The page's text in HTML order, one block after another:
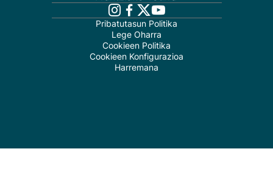
Pribatutasun Politika
Lege Oharra
Cookieen Politika
Cookieen Konfigurazioa
Harremana